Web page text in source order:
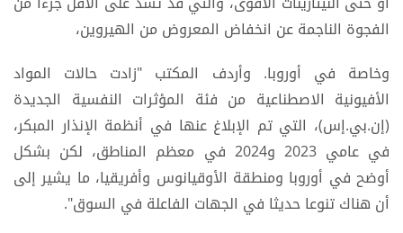
الفجوة الناجمة عن انخفاض المعروض من الهيروين،
وخاصة في أوروبا. وأردف المكتب "زادت حالات المواد
الأفيونية الاصطناعية من فئة المؤثرات النفسية الجديدة
(إن.بي.إس)، التي تم الإبلاغ عنها في أنظمة الإنذار المبكر،
في عامي 2023 و2024 في معظم المناطق، لكن بشكل
أوضح في أوروبا ومنطقة الأوقيانوس وأفريقيا، ما يشير إلى
أن هناك تنوعا حديثا في الجهات الفاعلة في السوق".